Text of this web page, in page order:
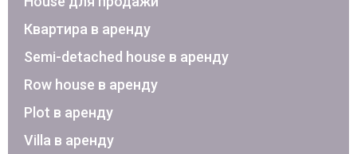
Квартира в аренду
Semi-detached house в аренду
Row house в аренду
Plot в аренду
Villa в аренду